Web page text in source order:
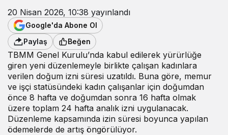
20 Nisan 2026, 10:38 yayınlandı
Google'da Abone Ol
Paylaş
Beğen
TBMM Genel Kurulu’nda kabul edilerek yürürlüğe
giren yeni düzenlemeyle birlikte çalışan kadınlara
verilen doğum izni süresi uzatıldı. Buna göre, memur
ve işçi statüsündeki kadın çalışanlar için doğumdan
önce 8 hafta ve doğumdan sonra 16 hafta olmak
üzere toplam 24 hafta analık izni uygulanacak.
Düzenleme kapsamında izin süresi boyunca yapılan
ödemelerde de artış öngörülüyor.